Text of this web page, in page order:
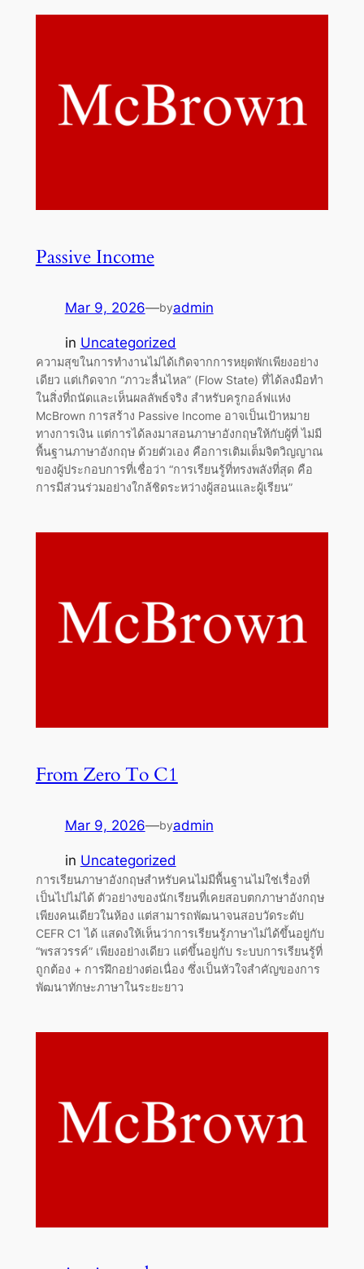
Passive Income
Mar 9, 2026—byadmin
in Uncategorized
ความสุขในการทำงานไม่ได้เกิดจากการหยุดพักเพียงอย่าง
เดียว แต่เกิดจาก “ภาวะลื่นไหล” (Flow State) ที่ได้ลงมือทำ
ในสิ่งที่ถนัดและเห็นผลลัพธ์จริง สำหรับครูกอล์ฟแห่ง
McBrown การสร้าง Passive Income อาจเป็นเป้าหมาย
ทางการเงิน แต่การได้ลงมาสอนภาษาอังกฤษให้กับผู้ที่ ไม่มี
พื้นฐานภาษาอังกฤษ ด้วยตัวเอง คือการเติมเต็มจิตวิญญาณ
ของผู้ประกอบการที่เชื่อว่า “การเรียนรู้ที่ทรงพลังที่สุด คือ
การมีส่วนร่วมอย่างใกล้ชิดระหว่างผู้สอนและผู้เรียน”
From Zero To C1
Mar 9, 2026—byadmin
in Uncategorized
การเรียนภาษาอังกฤษสำหรับคนไม่มีพื้นฐานไม่ใช่เรื่องที่
เป็นไปไม่ได้ ตัวอย่างของนักเรียนที่เคยสอบตกภาษาอังกฤษ
เพียงคนเดียวในห้อง แต่สามารถพัฒนาจนสอบวัดระดับ
CEFR C1 ได้ แสดงให้เห็นว่าการเรียนรู้ภาษาไม่ได้ขึ้นอยู่กับ
“พรสวรรค์” เพียงอย่างเดียว แต่ขึ้นอยู่กับ ระบบการเรียนรู้ที่
ถูกต้อง + การฝึกอย่างต่อเนื่อง ซึ่งเป็นหัวใจสำคัญของการ
พัฒนาทักษะภาษาในระยะยาว